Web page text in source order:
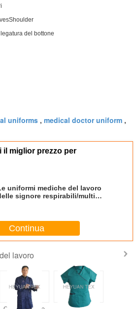
del bottone
uniforms , medical doctor uniform ,
il miglior prezzo per
uniformi mediche del lavoro
signore respirabili/multi
Continua
lavoro